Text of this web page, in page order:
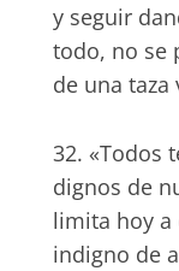
y seguir
todo, no se
de una taza
32. «Todos
dignos de
limita hoy a
indigno de